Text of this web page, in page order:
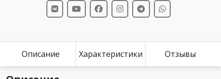
Описание Характеристики Отзывы